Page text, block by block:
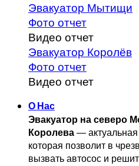
Эвакуатор Мытищи
Фото отчет
Видео отчет
Эвакуатор Королёв
Фото отчет
Видео отчет
О Нас
Эвакуатор на северо
Королева — актуальная